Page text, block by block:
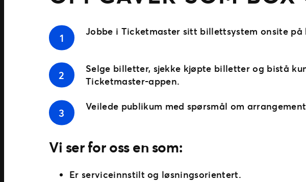
Jobbe i Ticketmaster sitt billettsystem onsite
Selge billetter, sjekke kjøpte billetter og bistå
Ticketmaster-appen.
Veilede publikum med spørsmål om
Vi ser for oss en som:
Er serviceinnstilt og løsningsorientert.